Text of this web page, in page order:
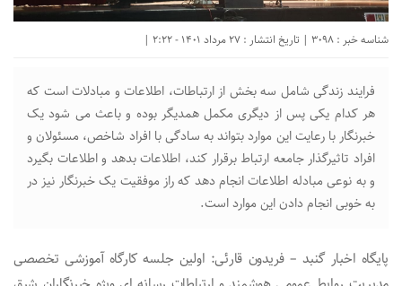
شناسه خبر : 3098 | تاریخ انتشار : 27 مرداد 1401 - 2:22 |
فرایند زندگی شامل سه بخش از ارتباطات، اطلاعات و مبادلات است که
هر کدام یکی پس از دیگری مکمل همدیگر بوده و باعث می شود یک
خبرنگار با رعایت این موارد بتواند به سادگی با افراد شاخص، مسئولان و
افراد تاثیرگذار جامعه ارتباط برقرار کند، اطلاعات بدهد و اطلاعات بگیرد
و به نوعی مبادله اطلاعات انجام دهد که راز موفقیت یک خبرنگار نیز در
به خوبی انجام دادن این موارد است.
پایگاه اخبار گنبد – فریدون قارئی: اولین جلسه کارگاه آموزشی تخصصی